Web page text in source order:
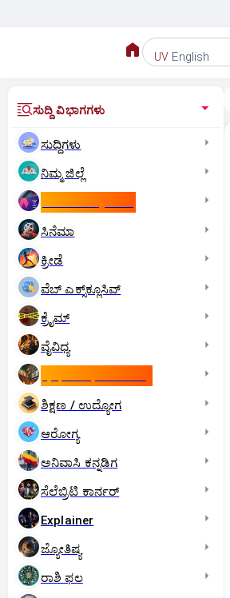
UV English
ಸುದ್ದಿ ವಿಭಾಗಗಳು
ಸುದ್ದಿಗಳು
ನಿಮ್ಮ ಜಿಲ್ಲೆ
ಸಿನೆಮಾ
ಕ್ರೀಡೆ
ವೆಬ್ ಎಕ್ಸ್‌ಕ್ಲೂಸಿವ್
ಕ್ರೈಮ್
ವೈವಿಧ್ಯ
ಶಿಕ್ಷಣ / ಉದ್ಯೋಗ
ಆರೋಗ್ಯ
ಅನಿವಾಸಿ ಕನ್ನಡಿಗ
ಸೆಲೆಬ್ರಿಟಿ ಕಾರ್ನರ್‌
Explainer
ಜ್ಯೋತಿಷ್ಯ
ರಾಶಿ ಫಲ